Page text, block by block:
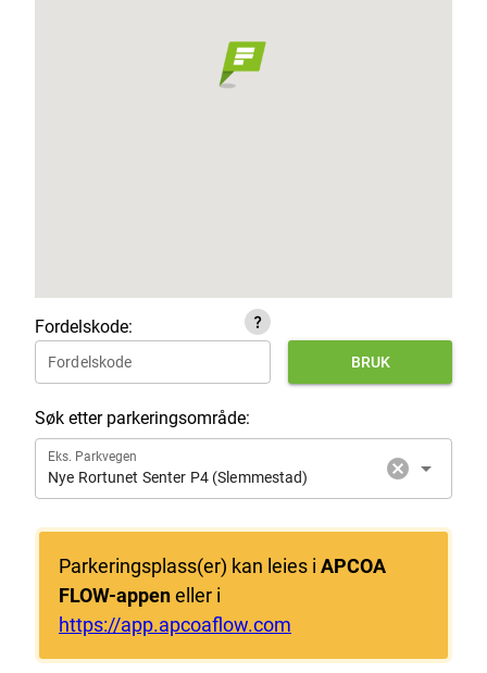
Fordelskode: question_mark
Fordelskode BRUK
Søk etter parkeringsområde:
Nye Rortunet Senter P4 (Slemmestad)
Eks. Parkvegen cancel arrow_drop_down
Parkeringsplass(er) kan leies i APCOA
FLOW-appeneller i
https://app.apcoaflow.com